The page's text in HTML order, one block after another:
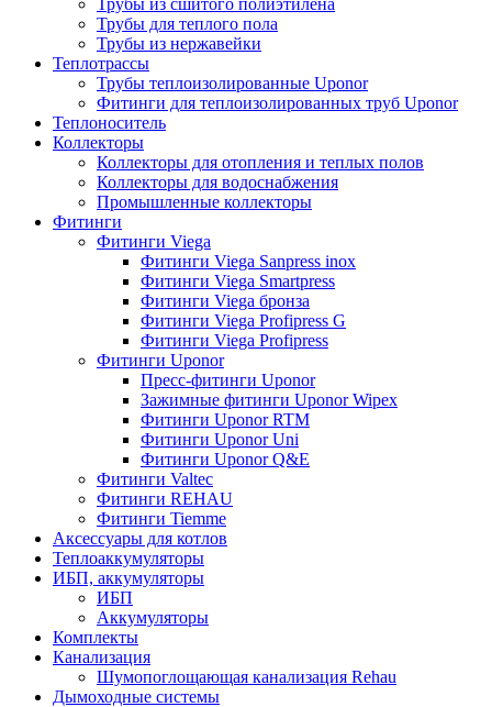
Трубы из сшитого полиэтилена
Трубы для теплого пола
Трубы из нержавейки
Теплотрассы
Трубы теплоизолированные Uponor
Фитинги для теплоизолированных труб Uponor
Теплоноситель
Коллекторы
Коллекторы для отопления и теплых полов
Коллекторы для водоснабжения
Промышленные коллекторы
Фитинги
Фитинги Viega
Фитинги Viega Sanpress inox
Фитинги Viega Smartpress
Фитинги Viega бронза
Фитинги Viega Profipress G
Фитинги Viega Profipress
Фитинги Uponor
Пресс-фитинги Uponor
Зажимные фитинги Uponor Wipex
Фитинги Uponor RTM
Фитинги Uponor Uni
Фитинги Uponor Q&E
Фитинги Valtec
Фитинги REHAU
Фитинги Tiemme
Аксессуары для котлов
Теплоаккумуляторы
ИБП, аккумуляторы
ИБП
Аккумуляторы
Комплекты
Канализация
Шумопоглощающая канализация Rehau
Дымоходные системы